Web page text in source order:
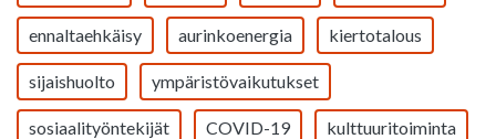
ennaltaehkäisy aurinkoenergia kiertotalous
sijaishuolto ympäristövaikutukset
sosiaalityöntekijät COVID-19 kulttuuritoiminta